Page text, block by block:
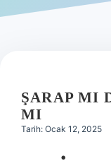
Hakkımızda
ŞARAP MI
MI
Tarih: Ocak 12, 2025